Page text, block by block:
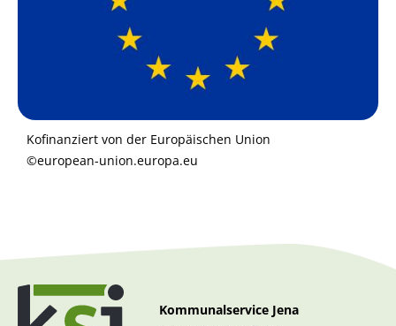
Kofinanziert von der Europäischen Union
©european-union.europa.eu
Kommunalservice Jena